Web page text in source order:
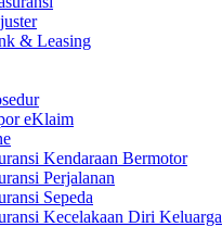
& Leasing
eKlaim
Kendaraan Bermotor
Perjalanan
Sepeda
Kecelakaan Diri Keluarga